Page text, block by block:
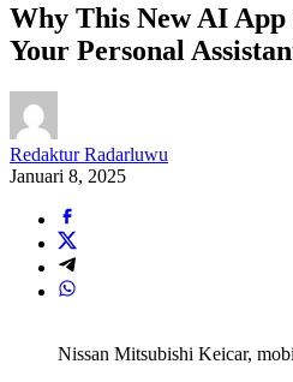
Why This New AI App
Your Personal
Redaktur Radarluwu
Januari 8, 2025
Nissan Mitsubishi Keicar,